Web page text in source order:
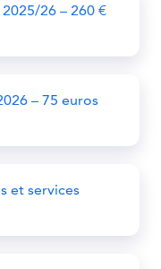
26 – 260 €
– 75 euros
et services